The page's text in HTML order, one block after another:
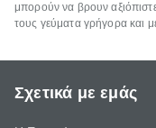
μπορούν να βρουν
τους γεύματα γρήγορα και
Σχετικά με εμάς